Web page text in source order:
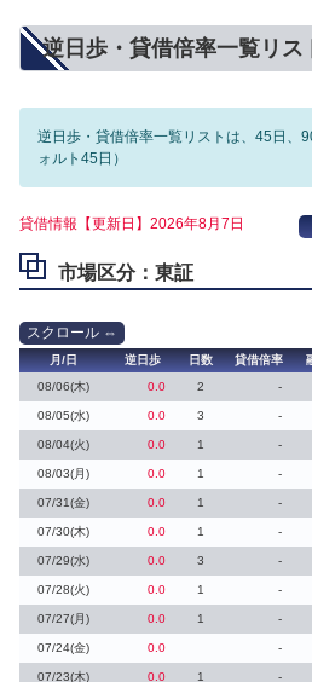
逆日歩・貸借倍率一覧リス
逆日歩・貸借倍率一覧リストは、45日、
ォルト45日）
貸借情報【更新日】2026年8月7日
市場区分：東証
月/日 逆日歩 日数 貸借倍率
08/06(木)
0.0 2 -
08/05(水) 0.0 3 -
08/04(火) 0.0 1 -
08/03(月) 0.0 1 -
07/31(金) 0.0 1 -
07/30(木) 0.0 1 -
07/29(水) 0.0 3 -
07/28(火) 0.0 1 -
07/27(月) 0.0 1 -
07/24(金) 0.0 -
07/23(木) 0.0 1 -